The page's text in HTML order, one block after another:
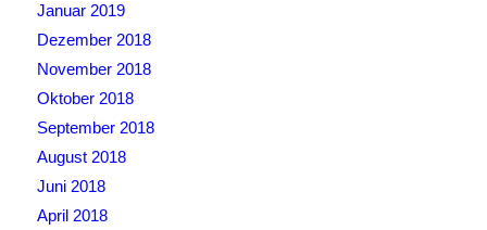
Januar 2019
Dezember 2018
November 2018
Oktober 2018
September 2018
August 2018
Juni 2018
April 2018